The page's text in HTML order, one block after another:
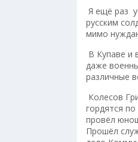
Я ещё раз
русским
мимо
В Купаве и
даже
различные
Колесов
гордятся
провёл
Прошёл